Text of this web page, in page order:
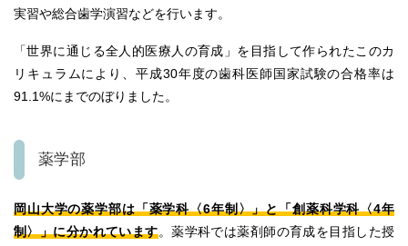
実習や総合歯学演習などを行います。
「世界に通じる全人的医療人の育成」を目指して作られたこのカ
リキュラムにより、平成30年度の歯科医師国家試験の合格率は
91.1%にまでのぼりました。
薬学部
岡山大学の薬学部は「薬学科〈6年制〉」と「創薬科学科〈4年
制〉」に分かれています。薬学科では薬剤師の育成を目指した授